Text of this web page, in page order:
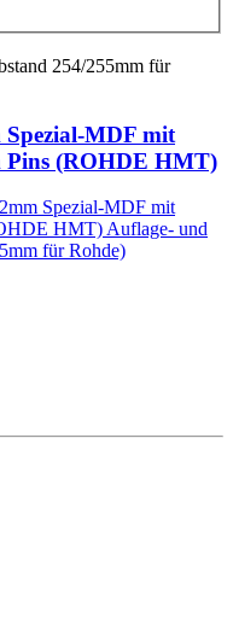
254/255mm für
Spezial-MDF mit
Pins (ROHDE HMT)